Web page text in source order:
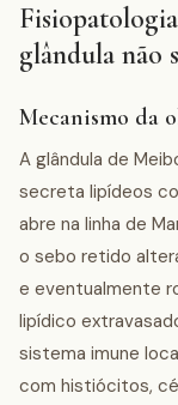
glândula não
Mecanismo da
A glândula de
secreta lipídeos
abre na linha de
o sebo retido
e eventualmente
lipídico
sistema imune
com histiócitos,